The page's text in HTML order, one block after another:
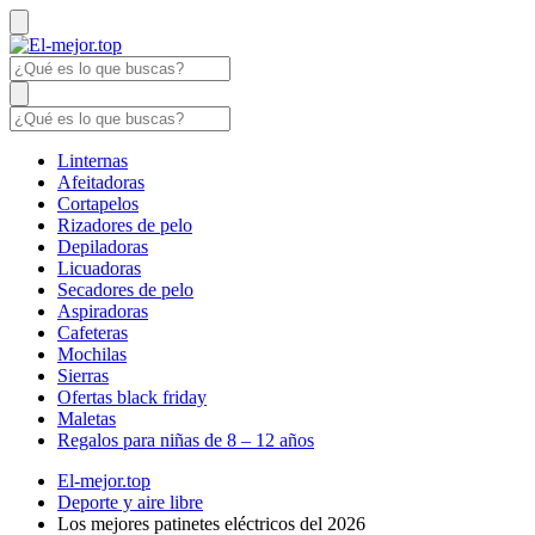
Linternas
Afeitadoras
Cortapelos
Rizadores de pelo
Depiladoras
Licuadoras
Secadores de pelo
Aspiradoras
Cafeteras
Mochilas
Sierras
Ofertas black friday
Maletas
Regalos para niñas de 8 – 12 años
El-mejor.top
Deporte y aire libre
Los mejores patinetes eléctricos del 2026